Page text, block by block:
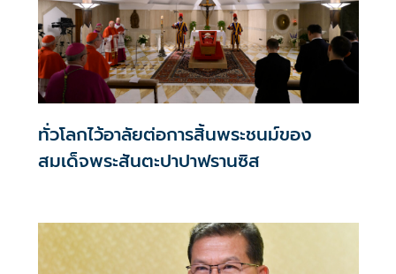
ทั่วโลกไว้อาลัยต่อการสิ้นพระชนม์ของ
สมเด็จพระสันตะปาปาฟรานซิส